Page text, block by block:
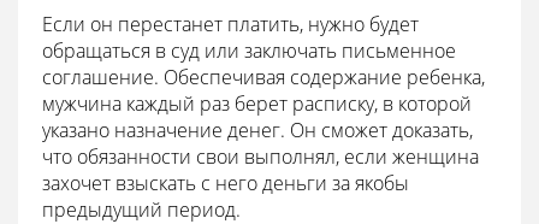
Если он перестанет платить, нужно будет
обращаться в суд или заключать письменное
соглашение. Обеспечивая содержание ребенка,
мужчина каждый раз берет расписку, в которой
указано назначение денег. Он сможет доказать,
что обязанности свои выполнял, если женщина
захочет взыскать с него деньги за якобы
предыдущий период.